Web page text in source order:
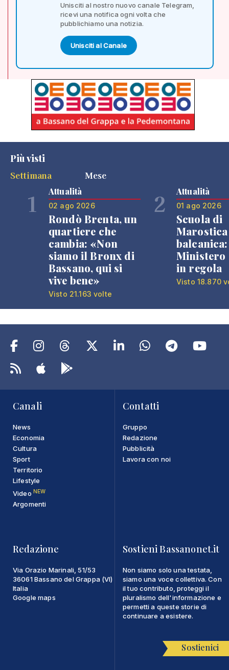
Unisciti al nostro nuovo canale Telegram,
ricevi una notifica ogni volta che
pubblichiamo una notizia.
Unisciti al Canale
Più visti
Settimana
Mese
1 Attualità
02 ago 2026
Rondò Brenta, un
quartiere che
cambia: «Non
siamo il Bronx di
Bassano, qui si
vive bene»
Visto 21.163 volte
2 Attualità
01 ago 2026
Scuola di
Ministero
in regola
Visto 18.870
Canali
News
Economia
Cultura
Sport
Territorio
Lifestyle
Video NEW
Argomenti
Contatti
Gruppo
Redazione
Pubblicità
Lavora con noi
Redazione
Via Orazio Marinali, 51/53
36061 Bassano del Grappa (VI)
Italia
Google maps
Sostieni Bassanonet.it
Non siamo solo una testata,
siamo una voce collettiva. Con
il tuo contributo, proteggi il
pluralismo dell'informazione e
permetti a queste storie di
continuare a esistere.
Sostienici